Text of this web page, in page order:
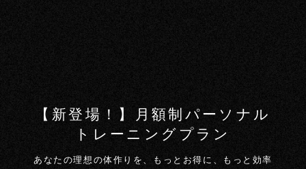
【新登場！】月額制パーソナル
トレーニングプラン
あなたの理想の体作りを、もっとお得に、もっと効率